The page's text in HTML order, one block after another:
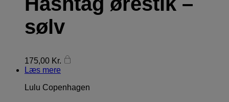
sølv
175,00 Kr.
Læs mere
Lulu Copenhagen